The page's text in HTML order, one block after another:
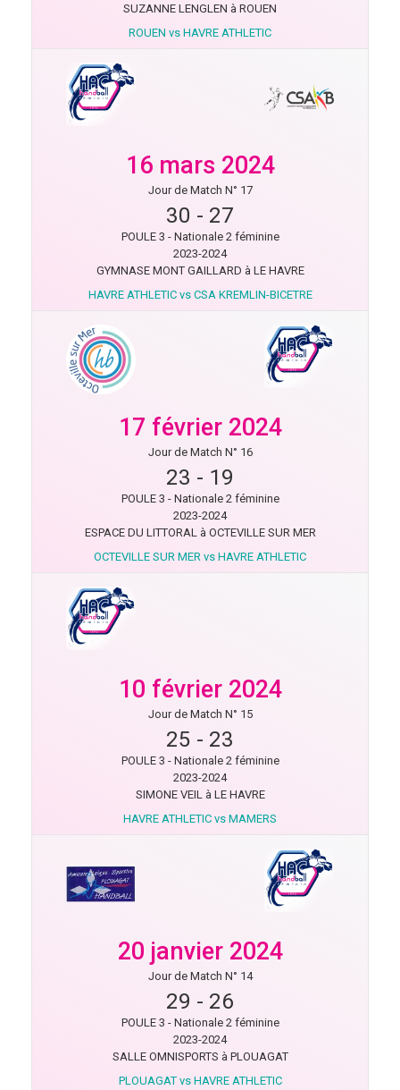
SUZANNE LENGLEN à ROUEN
ROUEN vs HAVRE ATHLETIC
16 mars 2024
Jour de Match N° 17
30 - 27
POULE 3 - Nationale 2 féminine
2023-2024
GYMNASE MONT GAILLARD à LE HAVRE
HAVRE ATHLETIC vs CSA KREMLIN-BICETRE
17 février 2024
Jour de Match N° 16
23 - 19
POULE 3 - Nationale 2 féminine
2023-2024
ESPACE DU LITTORAL à OCTEVILLE SUR MER
OCTEVILLE SUR MER vs HAVRE ATHLETIC
10 février 2024
Jour de Match N° 15
25 - 23
POULE 3 - Nationale 2 féminine
2023-2024
SIMONE VEIL à LE HAVRE
HAVRE ATHLETIC vs MAMERS
20 janvier 2024
Jour de Match N° 14
29 - 26
POULE 3 - Nationale 2 féminine
2023-2024
SALLE OMNISPORTS à PLOUAGAT
PLOUAGAT vs HAVRE ATHLETIC